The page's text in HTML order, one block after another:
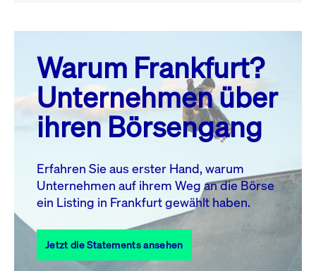
August 26
MO. DI. MI. DO. FR. SA. SO.
1
2
3
4 5 6 7 8
10 11 13 14
17
18 19 20 21 22
23
27 28
31
Warum Frankfurt?
Unternehmen über
ihren Börsengang
Erfahren Sie aus erster Hand, warum
Unternehmen auf ihrem Weg an die Börse
ein Listing in Frankfurt gewählt haben.
Jetzt die Statements ansehen